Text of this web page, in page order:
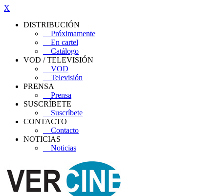
X
DISTRIBUCIÓN
Próximamente
En cartel
Catálogo
VOD / TELEVISIÓN
VOD
Televisión
PRENSA
Prensa
SUSCRÍBETE
Suscríbete
CONTACTO
Contacto
NOTICIAS
Noticias